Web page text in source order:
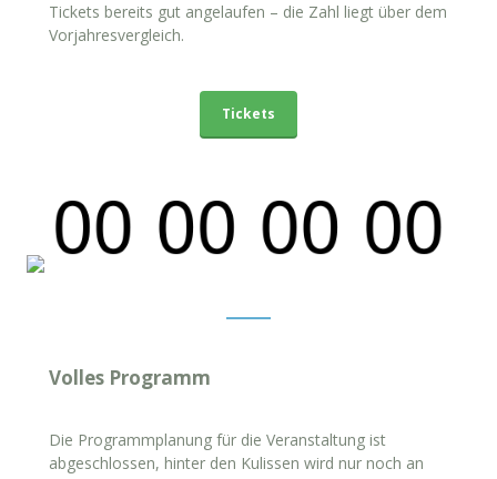
Tickets bereits gut angelaufen – die Zahl liegt über dem
Vorjahresvergleich.
Tickets
Volles Programm
Die Programmplanung für die Veranstaltung ist
abgeschlossen, hinter den Kulissen wird nur noch an